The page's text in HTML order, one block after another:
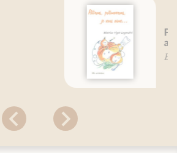
Potirons, potimarrons, je vous
Béatrice Vigot-Lagandré